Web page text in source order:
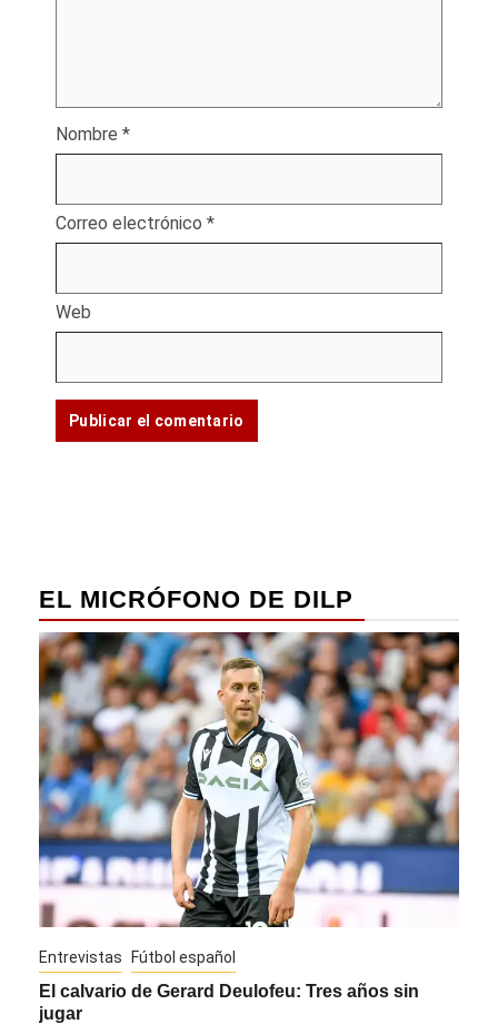
Nombre *
Correo electrónico *
Web
EL MICRÓFONO DE DILP
Entrevistas Fútbol español
El calvario de Gerard Deulofeu: Tres años sin
jugar